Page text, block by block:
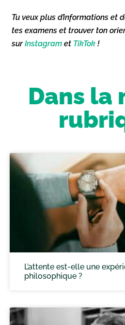
Tu veux plus d’informations et
tes examens et trouver ton
surInstagram et TikTok !
Dans la
L’attente est-elle une
philosophique ?